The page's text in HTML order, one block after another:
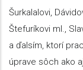
Šurkalalovi,
Štefuríkovi ml.,
a ďalsím, ktorí
úprave sôch ako